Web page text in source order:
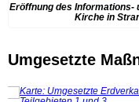
Eröffnung des Informations-
Kirche in
Umgesetzte